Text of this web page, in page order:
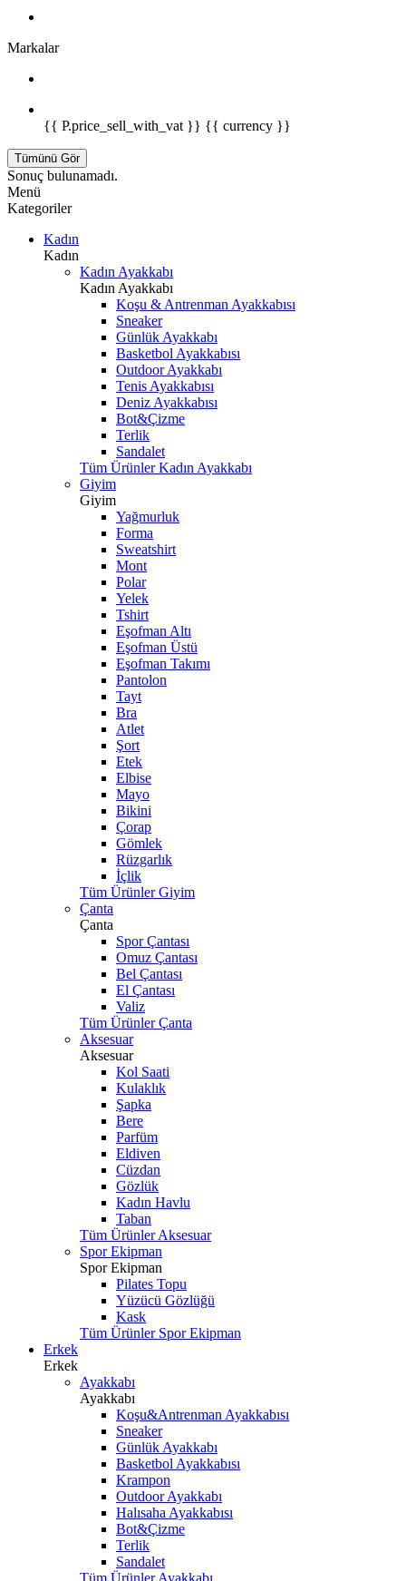
Markalar
{{ P.price_sell_with_vat }} {{ currency }}
Tümünü Gör
Sonuç bulunamadı.
Menü
Kategoriler
Kadın
Kadın
Kadın Ayakkabı
Kadın Ayakkabı
Koşu & Antrenman Ayakkabısı
Sneaker
Günlük Ayakkabı
Basketbol Ayakkabısı
Outdoor Ayakkabı
Tenis Ayakkabısı
Deniz Ayakkabısı
Bot&Çizme
Terlik
Sandalet
Tüm Ürünler Kadın Ayakkabı
Giyim
Giyim
Yağmurluk
Forma
Sweatshirt
Mont
Polar
Yelek
Tshirt
Eşofman Altı
Eşofman Üstü
Eşofman Takımı
Pantolon
Tayt
Bra
Atlet
Şort
Etek
Elbise
Mayo
Bikini
Çorap
Gömlek
Rüzgarlık
İçlik
Tüm Ürünler Giyim
Çanta
Çanta
Spor Çantası
Omuz Çantası
Bel Çantası
El Çantası
Valiz
Tüm Ürünler Çanta
Aksesuar
Aksesuar
Kol Saati
Kulaklık
Şapka
Bere
Parfüm
Eldiven
Cüzdan
Gözlük
Kadın Havlu
Taban
Tüm Ürünler Aksesuar
Spor Ekipman
Spor Ekipman
Pilates Topu
Yüzücü Gözlüğü
Kask
Tüm Ürünler Spor Ekipman
Erkek
Erkek
Ayakkabı
Ayakkabı
Koşu&Antrenman Ayakkabısı
Sneaker
Günlük Ayakkabı
Basketbol Ayakkabısı
Krampon
Outdoor Ayakkabı
Halısaha Ayakkabısı
Bot&Çizme
Terlik
Sandalet
Tüm Ürünler Ayakkabı